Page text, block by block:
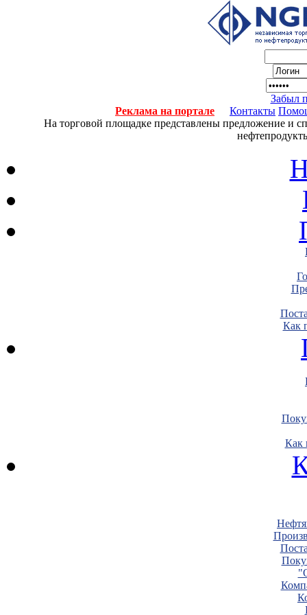
Забыл
Реклама на портале
Контакты
На торговой площадке представлены предложение и
Как
Как